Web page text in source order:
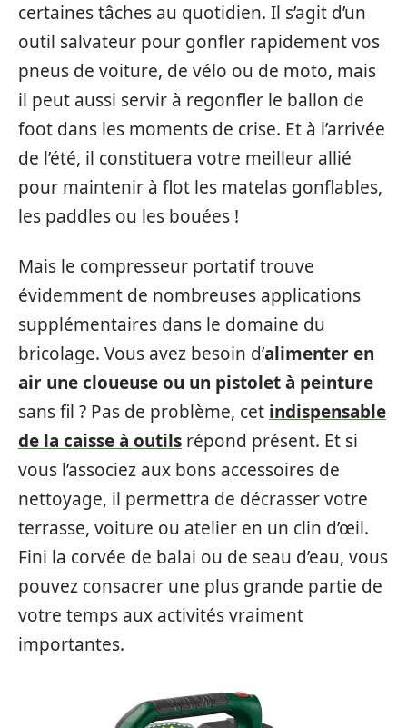
certaines tâches au quotidien. Il s’agit d’un
outil salvateur pour gonfler rapidement vos
pneus de voiture, de vélo ou de moto, mais
il peut aussi servir à regonfler le ballon de
foot dans les moments de crise. Et à l’arrivée
de l’été, il constituera votre meilleur allié
pour maintenir à flot les matelas gonflables,
les paddles ou les bouées !
Mais le compresseur portatif trouve
évidemment de nombreuses applications
supplémentaires dans le domaine du
bricolage. Vous avez besoin d’alimenter en
air une cloueuse ou un pistolet à peinture
sans fil ? Pas de problème, cet indispensable
de la caisse à outils répond présent. Et si
vous l’associez aux bons accessoires de
nettoyage, il permettra de décrasser votre
terrasse, voiture ou atelier en un clin d’œil.
Fini la corvée de balai ou de seau d’eau, vous
pouvez consacrer une plus grande partie de
votre temps aux activités vraiment
importantes.